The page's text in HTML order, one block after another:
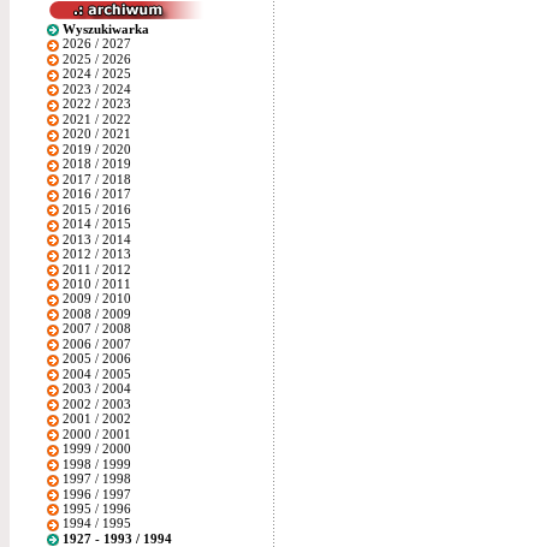
Wyszukiwarka
2026 / 2027
2025 / 2026
2024 / 2025
2023 / 2024
2022 / 2023
2021 / 2022
2020 / 2021
2019 / 2020
2018 / 2019
2017 / 2018
2016 / 2017
2015 / 2016
2014 / 2015
2013 / 2014
2012 / 2013
2011 / 2012
2010 / 2011
2009 / 2010
2008 / 2009
2007 / 2008
2006 / 2007
2005 / 2006
2004 / 2005
2003 / 2004
2002 / 2003
2001 / 2002
2000 / 2001
1999 / 2000
1998 / 1999
1997 / 1998
1996 / 1997
1995 / 1996
1994 / 1995
1927 - 1993 / 1994